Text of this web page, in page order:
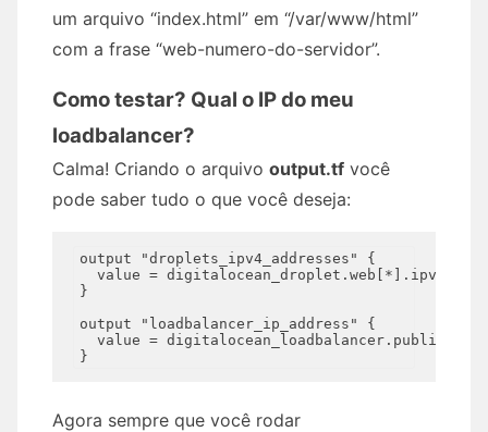
um arquivo “index.html” em “/var/www/html”
com a frase “web-numero-do-servidor”.
Como testar? Qual o IP do meu
loadbalancer?
Calma! Criando o arquivo output.tf você
pode saber tudo o que você deseja:
output "droplets_ipv4_addresses" {
value =
}
output "loadbalancer_ip_address" {
  value = digitalocean_loadbalancer.public.ip
Agora sempre que você rodar